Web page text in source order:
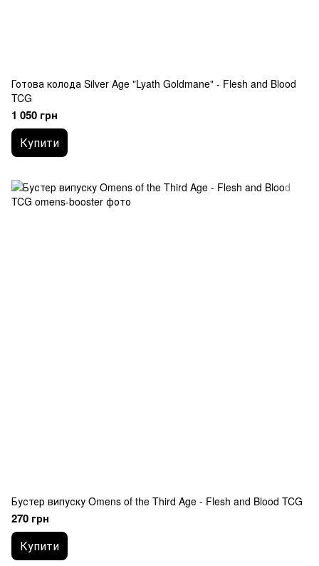
Готова колода Silver Age "Lyath Goldmane" - Flesh and Blood
TCG
1 050 грн
Купити
Бустер випуску Omens of the Third Age - Flesh and Blood TCG
270 грн
Купити